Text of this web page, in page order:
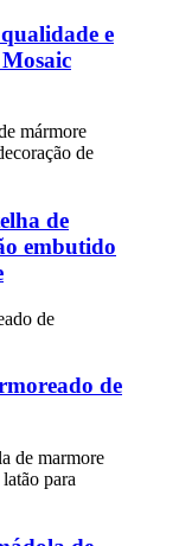
e
de
embutido
de